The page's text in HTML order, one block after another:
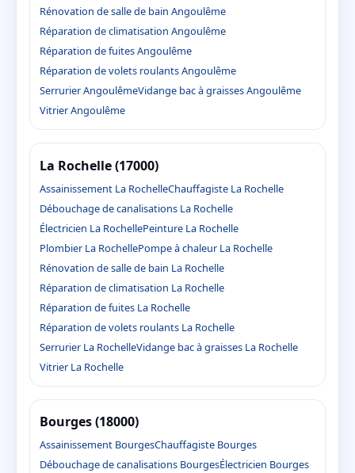
Rénovation de salle de bain Angoulême
Réparation de climatisation Angoulême
Réparation de fuites Angoulême
Réparation de volets roulants Angoulême
Serrurier AngoulêmeVidange bac à graisses Angoulême
Vitrier Angoulême
La Rochelle (17000)
Assainissement La RochelleChauffagiste La Rochelle
Débouchage de canalisations La Rochelle
Électricien La RochellePeinture La Rochelle
Plombier La RochellePompe à chaleur La Rochelle
Rénovation de salle de bain La Rochelle
Réparation de climatisation La Rochelle
Réparation de fuites La Rochelle
Réparation de volets roulants La Rochelle
Serrurier La RochelleVidange bac à graisses La Rochelle
Vitrier La Rochelle
Bourges (18000)
Assainissement BourgesChauffagiste Bourges
Débouchage de canalisations BourgesÉlectricien Bourges